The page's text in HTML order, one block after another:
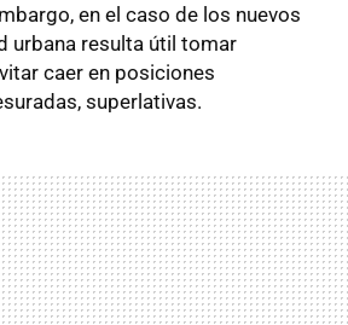
en el caso de los nuevos
urbana resulta útil tomar
caer en posiciones
superlativas.